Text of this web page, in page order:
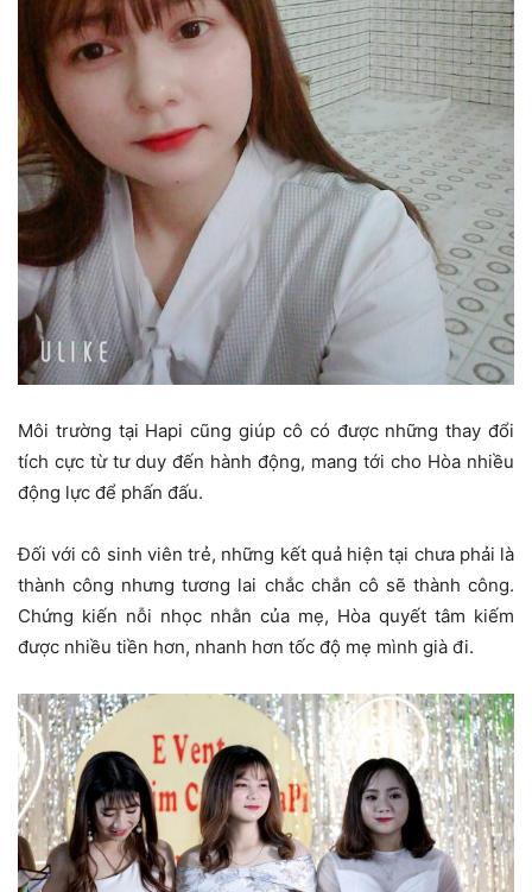
Môi trường tại Hapi cũng giúp cô có được những thay đổi
tích cực từ tư duy đến hành động, mang tới cho Hòa nhiều
động lực để phấn đấu.
Đối với cô sinh viên trẻ, những kết quả hiện tại chưa phải là
thành công nhưng tương lai chắc chắn cô sẽ thành công.
Chứng kiến nỗi nhọc nhằn của mẹ, Hòa quyết tâm kiếm
được nhiều tiền hơn, nhanh hơn tốc độ mẹ mình già đi.